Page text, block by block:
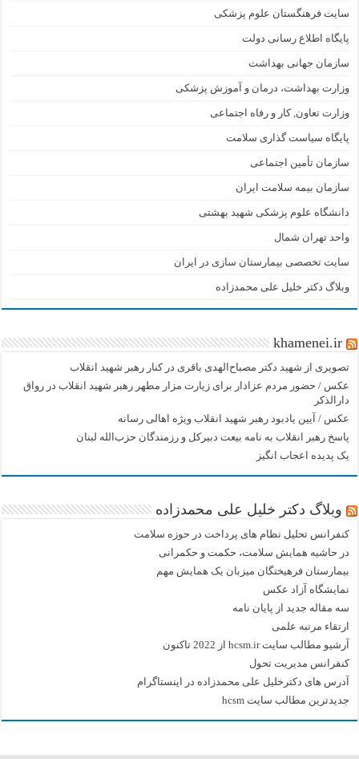
سایت فرهنگستان علوم پزشکی
پایگاه اطلاع رسانی دولت
سازمان جهانی بهداشت
وزارت بهداشت، درمان و آموزش پزشکی
وزارت تعاون, کار و رفاه اجتماعی
پایگاه سیاست گذاری سلامت
سازمان تأمین اجتماعی
سازمان بیمه سلامت ایران
دانشگاه علوم پزشکی شهید بهشتی
واحد تهران شمال
سایت تخصصی بیمارستان سازی در ایران
وبلاگ دکتر خلیل علی محمدزاده
khamenei.ir
تصویری از شهید دکتر مصباح‌الهدی باقری در کنار رهبر شهید انقلاب
عکس / حضور مردم عزادار برای زیارت مزار مطهر رهبر شهید انقلاب در رواق
دارالذکر
عکس / آیین یادبود رهبر شهید انقلاب ویژه اهالی رسانه
پاسخ رهبر انقلاب به نامه بیعت دبیرکل و رزمندگان حزب‌الله لبنان
یک پدیده اعجاب انگیز
وبلاگ دکتر خلیل علی محمدزاده
کنفرانس تحلیل نظام های پرداخت در حوزه سلامت
در حاشیه همایش سلامت، حکمت و حکمرانی
بیمارستان فرهیختگان میزبان یک همایش مهم
نمایشگاه آزاد عکس
سه مقاله جدید از پایان نامه
ارتقاء مرتبه علمی
آرشیو مطالب سایت hcsm.ir از 2022 تاکنون
کنفرانس مدیریت تحول
آدرس های دکترخلیل علی محمدزاده در اینستاگرام
جدیدترین مطالب سایت hcsm